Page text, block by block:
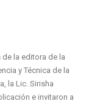
la editora de la
y Técnica de la
la Lic. Sirisha
e invitaron a